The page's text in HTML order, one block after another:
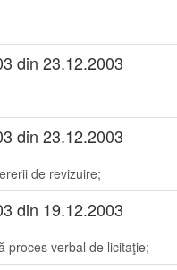
din 23.12.2003
din 23.12.2003
de revizuire;
din 19.12.2003
proces verbal de licitaţie;